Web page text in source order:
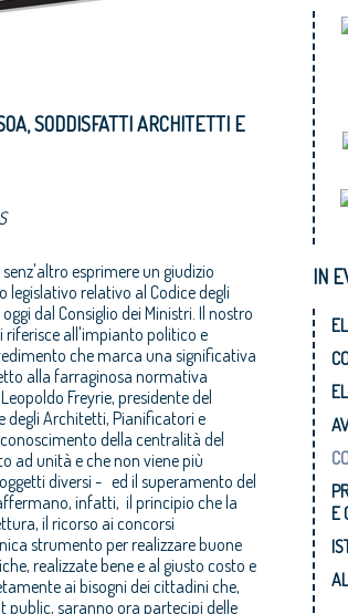
SODDISFATTI ARCHITETTI E
esprimere un giudizio
legislativo relativo al Codice degli
dal Consiglio dei Ministri. Il nostro
riferisce all'impianto politico e
che marca una significativa
alla farraginosa normativa
Freyrie, presidente del
degli Architetti, Pianificatori e
della centralità del
ad unità e che non viene più
diversi - ed il superamento del
infatti, il principio che la
il ricorso ai concorsi
strumento per realizzare buone
realizzate bene e al giusto costo e
ai bisogni dei cittadini che,
public, saranno ora partecipi delle
IN
E